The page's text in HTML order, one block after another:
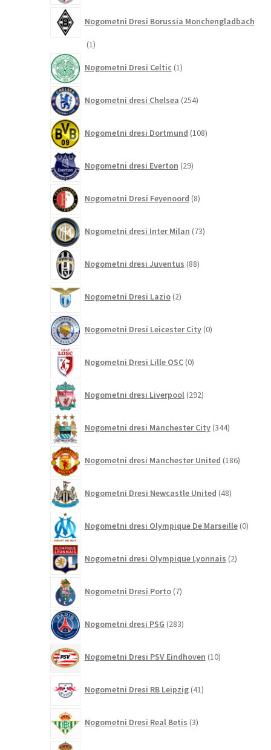
Nogometni Dresi Borussia Monchengladbach
11
Nogometni Dresi Celtic 1izdelek
Nogometni dresi Chelsea 254izdelkov
Nogometni dresi Dortmund 108izdelkov
Nogometni dresi Everton 29izdelkov
Nogometni Dresi Feyenoord 8izdelkov
Nogometni dresi Inter Milan 73izdelkov
Nogometni dresi Juventus 88izdelkov
Nogometni Dresi Lazio 2izdelka
Nogometni Dresi Leicester City 0izdelkov
Nogometni Dresi Lille OSC 0izdelkov
Nogometni dresi Liverpool 292izdelkov
Nogometni dresi Manchester City 344izdelkov
Nogometni dresi Manchester United 186izdelkov
Nogometni Dresi Newcastle United 48izdelkov
Nogometni dresi Olympique De Marseille 0
Nogometni dresi Olympique Lyonnais 2izdelka
Nogometni Dresi Porto 7izdelkov
Nogometni dresi PSG 283izdelkov
Nogometni Dresi PSV Eindhoven 10izdelkov
Nogometni Dresi RB Leipzig 41izdelkov
Nogometni Dresi Real Betis 3izdelki